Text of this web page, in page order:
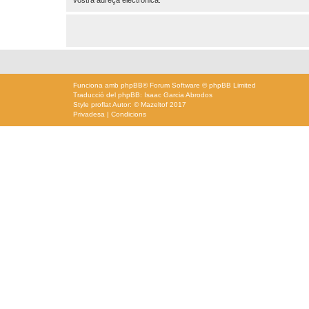
Funciona amb phpBB® Forum Software © phpBB Limited
Traducció del phpBB: Isaac Garcia Abrodos
Style proflatAutor: ©Mazeltof 2017
Privadesa | Condicions